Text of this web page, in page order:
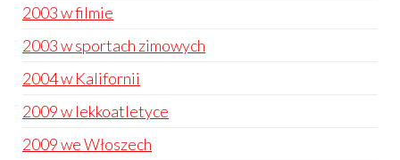
2003 w filmie
2003 w sportach zimowych
2004 w Kalifornii
2009 w lekkoatletyce
2009 we Włoszech